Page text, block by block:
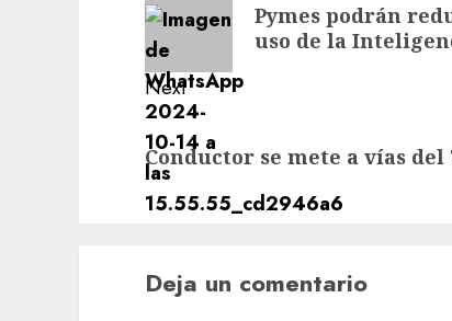
Pymes podrán
uso de la
Next
Conductor se mete a vías
Deja un comentario